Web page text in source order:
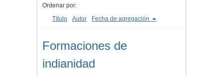
Ordenar por:
Título
Autor Fecha de agregación
Formaciones de
indianidad